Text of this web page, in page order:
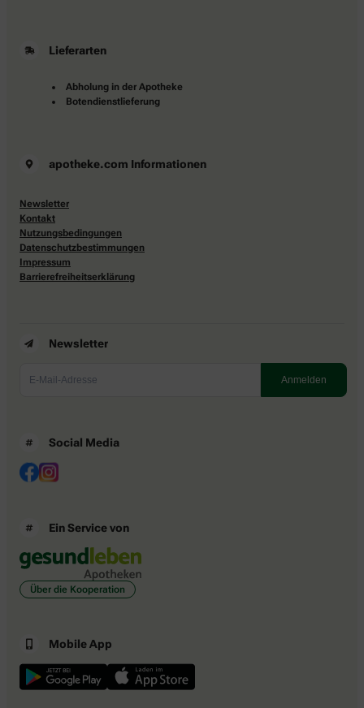
Lieferarten
Abholung in der Apotheke
Botendienstlieferung
apotheke.com Informationen
Newsletter
Kontakt
Nutzungsbedingungen
Datenschutzbestimmungen
Impressum
Barrierefreiheitserklärung
Newsletter
Social Media
Ein Service von
Über die Kooperation
Mobile App